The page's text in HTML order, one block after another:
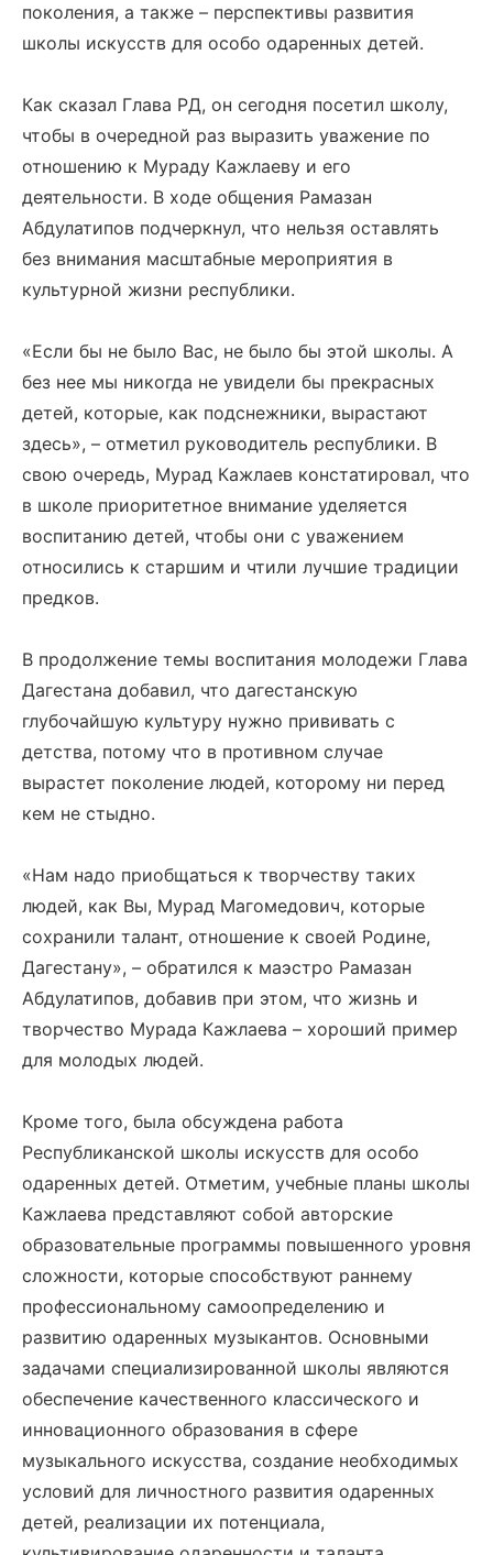
поколения, а также – перспективы развития
школы искусств для особо одаренных детей.
Как сказал Глава РД, он сегодня посетил школу,
чтобы в очередной раз выразить уважение по
отношению к Мураду Кажлаеву и его
деятельности. В ходе общения Рамазан
Абдулатипов подчеркнул, что нельзя оставлять
без внимания масштабные мероприятия в
культурной жизни республики.
«Если бы не было Вас, не было бы этой школы. А
без нее мы никогда не увидели бы прекрасных
детей, которые, как подснежники, вырастают
здесь», – отметил руководитель республики. В
свою очередь, Мурад Кажлаев констатировал, что
в школе приоритетное внимание уделяется
воспитанию детей, чтобы они с уважением
относились к старшим и чтили лучшие традиции
предков.
В продолжение темы воспитания молодежи Глава
Дагестана добавил, что дагестанскую
глубочайшую культуру нужно прививать с
детства, потому что в противном случае
вырастет поколение людей, которому ни перед
кем не стыдно.
«Нам надо приобщаться к творчеству таких
людей, как Вы, Мурад Магомедович, которые
сохранили талант, отношение к своей Родине,
Дагестану», – обратился к маэстро Рамазан
Абдулатипов, добавив при этом, что жизнь и
творчество Мурада Кажлаева – хороший пример
для молодых людей.
Кроме того, была обсуждена работа
Республиканской школы искусств для особо
одаренных детей. Отметим, учебные планы школы
Кажлаева представляют собой авторские
образовательные программы повышенного уровня
сложности, которые способствуют раннему
профессиональному самоопределению и
развитию одаренных музыкантов. Основными
задачами специализированной школы являются
обеспечение качественного классического и
инновационного образования в сфере
музыкального искусства, создание необходимых
условий для личностного развития одаренных
детей, реализации их потенциала,